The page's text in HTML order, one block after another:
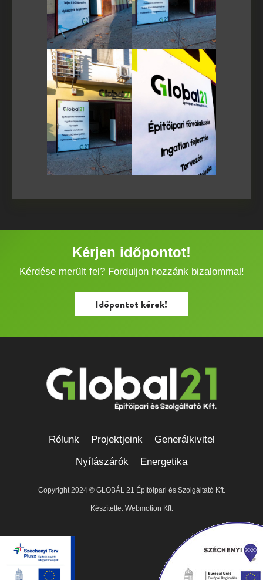
Kérjen időpontot!
Kérdése merült fel? Forduljon hozzánk bizalommal!
Időpontot kérek!
Rólunk Projektjeink
Generálkivitel
Nyílászárók
Energetika
Copyright 2024 © GLOBÁL 21 Építőipari és Szolgáltató Kft.
Készítette: Webmotion Kft.